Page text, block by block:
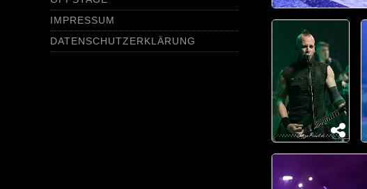
IMPRESSUM
DATENSCHUTZERKLÄRUNG